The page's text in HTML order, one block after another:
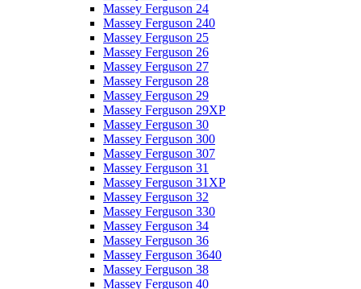
Massey Ferguson 24
Massey Ferguson 240
Massey Ferguson 25
Massey Ferguson 26
Massey Ferguson 27
Massey Ferguson 28
Massey Ferguson 29
Massey Ferguson 29XP
Massey Ferguson 30
Massey Ferguson 300
Massey Ferguson 307
Massey Ferguson 31
Massey Ferguson 31XP
Massey Ferguson 32
Massey Ferguson 330
Massey Ferguson 34
Massey Ferguson 36
Massey Ferguson 3640
Massey Ferguson 38
Massey Ferguson 40